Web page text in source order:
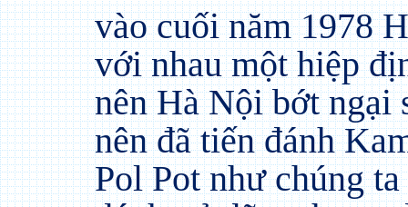
vào cuối năm 1978
với nhau một hiệp
nên Hà Nội bớt ngại
nên đã tiến đánh
Pol Pot như chúng